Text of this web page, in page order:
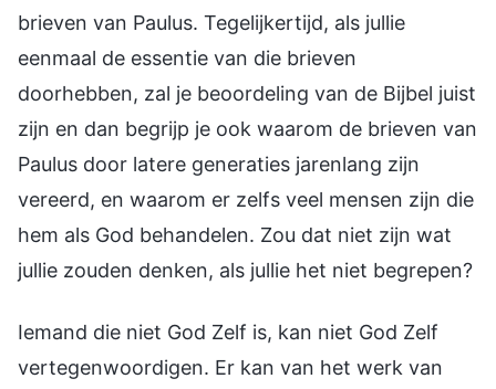
brieven van Paulus. Tegelijkertijd, als jullie
eenmaal de essentie van die brieven
doorhebben, zal je beoordeling van de Bijbel juist
zijn en dan begrijp je ook waarom de brieven van
Paulus door latere generaties jarenlang zijn
vereerd, en waarom er zelfs veel mensen zijn die
hem als God behandelen. Zou dat niet zijn wat
jullie zouden denken, als jullie het niet begrepen?
Iemand die niet God Zelf is, kan niet God Zelf
vertegenwoordigen. Er kan van het werk van